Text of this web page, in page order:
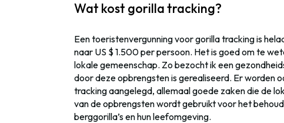
Wat kost gorilla tracking?
Een toeristenvergunning voor gorilla tracking is
naar US $ 1.500 per persoon. Het is goed om te
lokale gemeenschap. Zo bezocht ik een
door deze opbrengsten is gerealiseerd. Er worden
tracking aangelegd, allemaal goede zaken die de
van de opbrengsten wordt gebruikt voor het
berggorilla’s en hun leefomgeving.